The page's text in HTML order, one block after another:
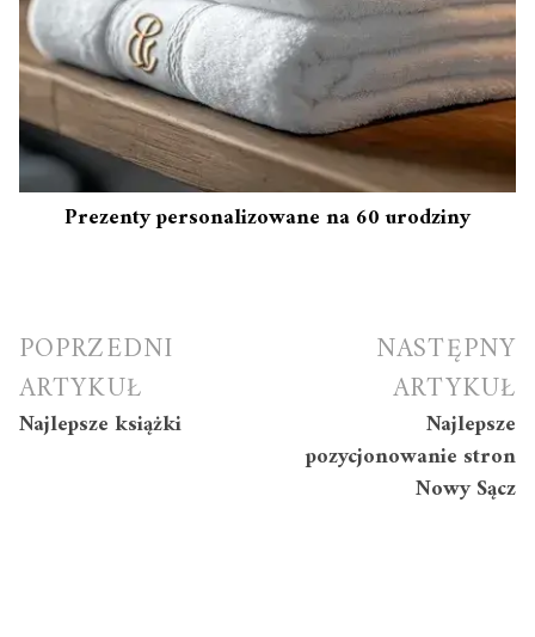
Prezenty personalizowane na 60 urodziny
Nawigacja
wpisu
POPRZEDNI
ARTYKUŁ
Najlepsze książki
NASTĘPNY
ARTYKUŁ
Najlepsze
pozycjonowanie stron
Nowy Sącz